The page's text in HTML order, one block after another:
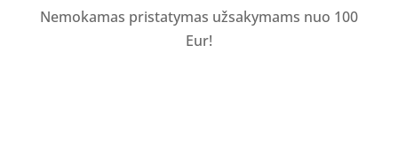
Nemokamas pristatymas užsakymams nuo 100
Eur!